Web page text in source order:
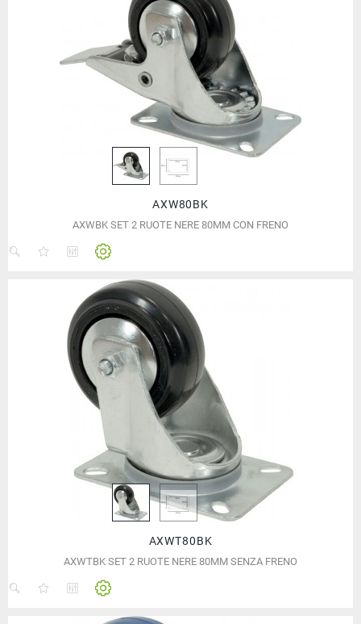
AXW80BK
AXWBK SET 2 RUOTE NERE 80MM CON FRENO
AXWT80BK
AXWTBK SET 2 RUOTE NERE 80MM SENZA FRENO